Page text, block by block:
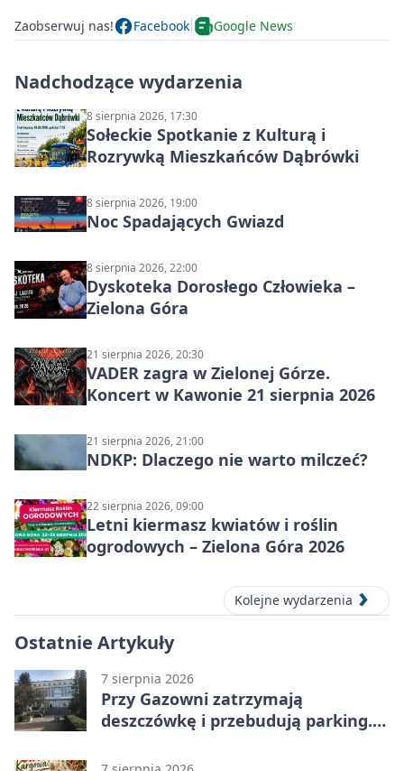
Zaobserwuj nas! Facebook Google News
Nadchodzące wydarzenia
8 sierpnia 2026, 17:30
Sołeckie Spotkanie z Kulturą i
Rozrywką Mieszkańców Dąbrówki
8 sierpnia 2026, 19:00
Noc Spadających Gwiazd
8 sierpnia 2026, 22:00
Dyskoteka Dorosłego Człowieka –
Zielona Góra
21 sierpnia 2026, 20:30
VADER zagra w Zielonej Górze.
Koncert w Kawonie 21 sierpnia 2026
21 sierpnia 2026, 21:00
NDKP: Dlaczego nie warto milczeć?
22 sierpnia 2026, 09:00
Letni kiermasz kwiatów i roślin
ogrodowych – Zielona Góra 2026
Kolejne wydarzenia
Ostatnie Artykuły
7 sierpnia 2026
Przy Gazowni zatrzymają
deszczówkę i przebudują parking.